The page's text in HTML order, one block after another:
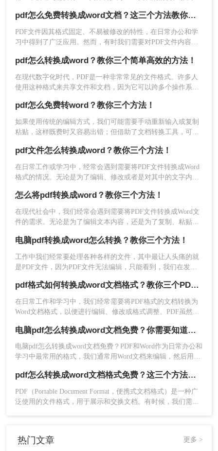
缺点：需要下载软件
1、下载转转大师客户端并打开。
2、打开软件就是默认PDF转Word了。
3、如果你想要批量转换文件可以一次选中多个文件加
入，也可以直接添加文件夹，然后点击开始转换。
以上就是pdf怎么转换成word免费的方法，我们可以根
pdf怎么免费转换成word文档？这三个方法教你轻松搞定！
PDF文件因其格式固定、不易被修改的特性，在日常办公和学
习中得到了广泛应用。然而，有时我们需要对PDF文件内容进
档。那么pdf怎么免费转换成word文档呢？本文将介绍三种免费
将PDF转换为Word文档的方法。
pdf怎么转换成word？教你三个简单高效的方法！
在现代数字化时代，PDF是一种非常常见的文件格式。许多人
使用这种格式来共享文件和文档，因为它可以跨多个操作系统
要将PDF转换成Word文档以便进行进一步编辑或修改。那么pdf
怎么转换成word呢？在本文中，我们将详细介绍使用不同方法
将PDF文件转换为可编辑的Word文档的步骤和技巧。
pdf怎么免费转word？教你三个方法！
如果使用传统的编辑方式，我们可能需要手动重新输入或复制
粘贴，这样既费时又容易出错；但借助了文档转换工具，可以
整条款，轻松完成编辑任务。大家知道pdf怎么免费转word吗？
下面小编告诉你们~
pdf文件怎么转换成word？教你三个方法！
在日常工作或学习中，经常会遇到需要将PDF文件转换成Word
格式的情况。无论是为了编辑、修改或者是对其中的文字内容
么，pdf文件怎么转换成word呢？本文将详细介绍三种方法，确
保你可以轻松快速地将PDF文件转换成可编辑的Word格式。
怎么将pdf转换成word？教你三个方法！
在现代社会中，我们经常会遇到需要将PDF文件转换成Word文
件的需求。无论是为了编辑文本内容，还是为了复制、粘贴或
和学习。那么，怎么将pdf转换成word呢？本文将为大家提供详
细的教程及推荐一些高效的软件，帮助大家顺利完成转换任
务。
电脑pdf转换成word怎么转换？教你三个方法！
工作中我们经常要处理各种各样的文件，其中最让人头痛的就
是PDF文件，因为PDF文件无法编辑，只能看到，我们在发送
困扰，所以还是要把PDF转回Word。pdf转换成word这个问题该
如何解决？电脑pdf转换成word怎么转换。所以今天就为大家分
享一下pdf转word的方法，一起来学习下！
pdf格式如何转换成word文档格式？教你三个PDF转换方法！
在日常工作和学习中，我们经常需要将PDF格式的文档转换为
Word文档格式，以便进行编辑、修改或格式调整。PDF虽然以
档。那么pdf格式如何转换成word文档格式呢？本文将介绍三种
将PDF转换为Word文档格式的实用方法，帮助您轻松应对这一
需求。
电脑pdf怎么转换成word文档免费？你需要知道这三个方法！
电脑pdf怎么转换成word文档免费？PDF和Word作为日常办公和
学习中最常用的格式，我们通常用Word文档来编辑，然后用
修改编辑，所以我们会选择将PDF转Word再来进行修改；那今
天我们就来分享pdf转word的方法吧！
pdf怎么转换成word文档格式免费？这三个方法让你快速操作！
PDF（Portable Document Format，便携式文档格式）是一种广
泛使用的文件格式，用于展示和交换文档。有时候，我们需要
热门文章 更多 >